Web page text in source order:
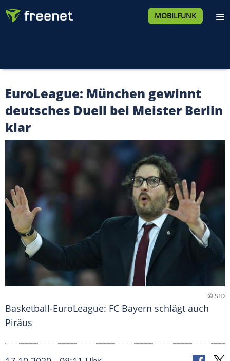
MOBILFUNK
EuroLeague: München gewinnt
deutsches Duell bei Meister Berlin
klar
©SID
Basketball-EuroLeague: FC Bayern schlägt auch
Piräus